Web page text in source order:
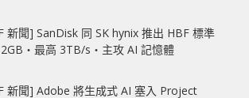
新聞] SanDisk 同 SK hynix 推出 HBF 標準
最高 3TB/s‧主攻 AI 記憶體
新聞] Adobe 將生成式 AI 塞入 Project